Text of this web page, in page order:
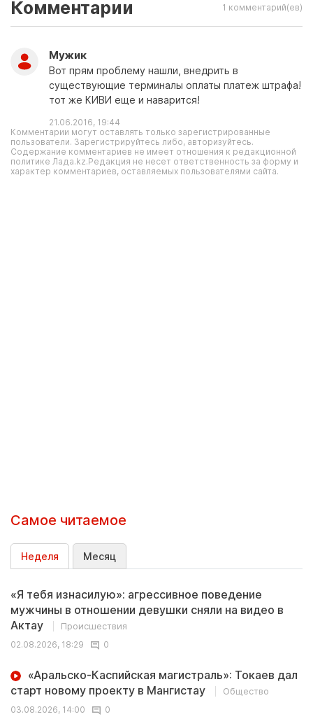
Комментарии 1 комментарий(ев)
Мужик
Вот прям проблему нашли, внедрить в
существующие терминалы оплаты платеж штрафа!
тот же КИВИ еще и наварится!
21.06.2016, 19:44
Комментарии могут оставлять только зарегистрированные
пользователи. Зарегистрируйтесь либо, авторизуйтесь.
Содержание комментариев не имеет отношения к редакционной
политике Лада.kz.Редакция не несет ответственность за форму и
характер комментариев, оставляемых пользователями сайта.
Самое читаемое
Неделя Месяц
«Я тебя изнасилую»: агрессивное поведение
мужчины в отношении девушки сняли на видео в
Актау
Происшествия
02.08.2026, 18:29
0
«Аральско-Каспийская магистраль»: Токаев дал
старт новому проекту в Мангистау
Общество
03.08.2026, 14:00
0